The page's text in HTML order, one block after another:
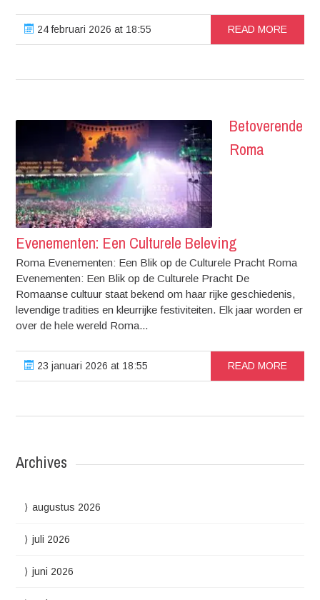
24 februari 2026 at 18:55 READ MORE
Betoverende
Roma
Evenementen: Een Culturele Beleving
Roma Evenementen: Een Blik op de Culturele Pracht Roma
Evenementen: Een Blik op de Culturele Pracht De
Romaanse cultuur staat bekend om haar rijke geschiedenis,
levendige tradities en kleurrijke festiviteiten. Elk jaar worden er
over de hele wereld Roma...
23 januari 2026 at 18:55 READ MORE
Archives
augustus 2026
juli 2026
juni 2026